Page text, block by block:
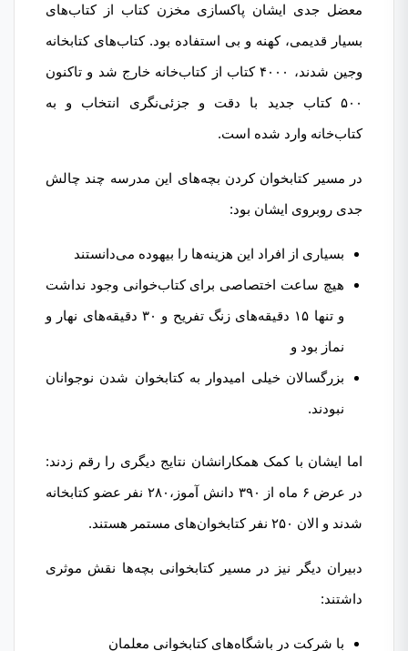
معضل جدی ایشان پاکسازی مخزن کتاب از کتاب‌های
بسیار قدیمی، کهنه و بی استفاده بود. کتاب‌های کتابخانه
وجین شدند، ۴۰۰۰ کتاب از کتاب‌خانه خارج شد و تاکنون
۵۰۰ کتاب جدید با دقت و جزئی‌نگری انتخاب و به
کتاب‌خانه وارد شده است.
در مسیر کتابخوان کردن بچه‌های این مدرسه چند چالش
جدی روبروی ایشان بود:
بسیاری از افراد این هزینه‌ها را بیهوده می‌دانستند
هیچ ساعت اختصاصی برای کتاب‌خوانی وجود نداشت
و تنها ۱۵ دقیقه‌های زنگ تفریح و ۳۰ دقیقه‌های نهار و
نماز بود و
بزرگسالان خیلی امیدوار به کتابخوان شدن نوجوانان
نبودند.
اما ایشان با کمک همکارانشان نتایج دیگری را رقم زدند:
در عرض ۶ ماه از ۳۹۰ دانش آموز،۲۸۰ نفر عضو کتابخانه
شدند و الان ۲۵۰ نفر کتابخوان‌های مستمر هستند.
دبیران دیگر نیز در مسیر کتابخوانی بچه‌ها نقش موثری
داشتند:
با شرکت در باشگاه‌های کتابخوانی معلمان